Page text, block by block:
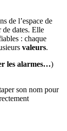
de l’espace de
de dates. Elle
: chaque
valeurs.
les alarmes…)
son nom pour